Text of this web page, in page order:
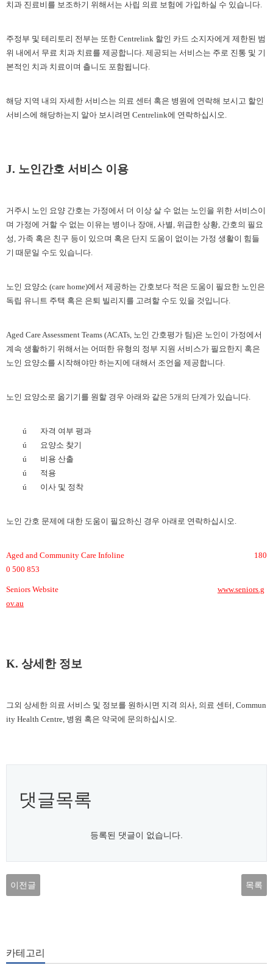
치과 진료비를 보조하기 위해서는 사립 의료 보험에 가입하실 수 있습니다.
주정부 및 테리토리 전부는 또한 Centrelink 할인 카드 소지자에게 제한된 범
위 내에서 무료 치과 치료를 제공합니다. 제공되는 서비스는 주로 진통 및 기
본적인 치과 치료이며 츨니도 포함됩니다.
해당 지역 내의 자세한 서비스는 의료 센터 혹은 병원에 연락해 보시고 할인
서비스에 해당하는지 알아 보시려면 Centrelink에 연락하십시오.
J. 노인간호 서비스 이용
거주시 노인 요양 간호는 가정에서 더 이상 살 수 없는 노인을 위한 서비스이
며 가정에 거할 수 없는 이유는 병이나 장애, 사별, 위급한 상황, 간호의 필요
성, 가족 혹은 친구 등이 있으며 혹은 단지 도움이 없이는 가정 생활이 힘들
기 때문일 수도 있습니다.
노인 요양소 (care home)에서 제공하는 간호보다 적은 도움이 필요한 노인은
독립 유니트 주택 혹은 은퇴 빌리지를 고려할 수도 있을 것입니다.
Aged Care Assessment Teams (ACATs, 노인 간호평가 팀)은 노인이 가정에서
계속 생활하기 위해서는 어떠한 유형의 정부 지원 서비스가 필요한지 혹은
노인 요양소를 시작해야만 하는지에 대해서 조언을 제공합니다.
노인 요양소로 옮기기를 원할 경우 아래와 같은 5개의 단계가 있습니다.
ú
자격 여부 평과
ú
요양소 찾기
ú
비용 산출
ú
적용
ú
이사 및 정착
노인 간호 문제에 대한 도움이 필요하신 경우 아래로 연락하십시오.
Aged and Community Care Infoline
180
0 500 853
Seniors Website
www.seniors.g
ov.au
K. 상세한 정보
그외 상세한 의료 서비스 및 정보를 원하시면 지격 의사, 의료 센터, Commun
ity Health Centre, 병원 혹은 약국에 문의하십시오.
댓글목록
등록된 댓글이 없습니다.
이전글 목록
카테고리